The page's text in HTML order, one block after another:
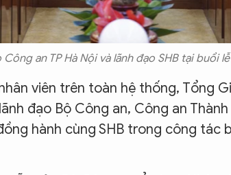
an TP Hà Nội và lãnh đạo SHB tại buổi lễ
viên trên toàn hệ thống, Tổng
đạo Bộ Công an, Công an
hành cùng SHB trong công tác